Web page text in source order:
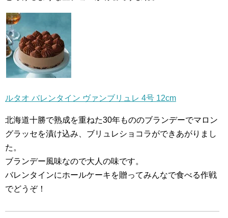
ルタオ バレンタイン ヴァンブリュレ 4号 12cm
北海道十勝で熟成を重ねた30年もののブランデーでマロン
グラッセを漬け込み、ブリュレショコラができあがりまし
た。
ブランデー風味なので大人の味です。
バレンタインにホールケーキを贈ってみんなで食べる作戦
でどうぞ！